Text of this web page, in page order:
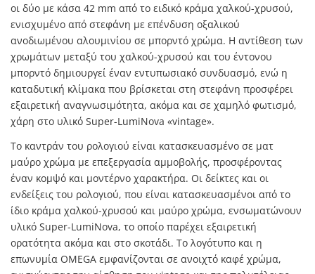
οι δύο με κάσα 42 mm από το ειδικό κράμα χαλκού-χρυσού,
ενισχυμένο από στεφάνη με επένδυση οξαλικού
ανοδιωμένου αλουμινίου σε μπορντό χρώμα. Η αντίθεση των
χρωμάτων μεταξύ του χαλκού-χρυσού και του έντονου
μπορντό δημιουργεί έναν εντυπωσιακό συνδυασμό, ενώ η
καταδυτική κλίμακα που βρίσκεται στη στεφάνη προσφέρει
εξαιρετική αναγνωσιμότητα, ακόμα και σε χαμηλό φωτισμό,
χάρη στο υλικό Super-LumiNova «vintage».
Το καντράν του ρολογιού είναι κατασκευασμένο σε ματ
μαύρο χρώμα με επεξεργασία αμμοβολής, προσφέροντας
έναν κομψό και μοντέρνο χαρακτήρα. Οι δείκτες και οι
ενδείξεις του ρολογιού, που είναι κατασκευασμένοι από το
ίδιο κράμα χαλκού-χρυσού και μαύρο χρώμα, ενσωματώνουν
υλικό Super-LumiNova, το οποίο παρέχει εξαιρετική
ορατότητα ακόμα και στο σκοτάδι. Το λογότυπο και η
επωνυμία OMEGA εμφανίζονται σε ανοιχτό καφέ χρώμα,